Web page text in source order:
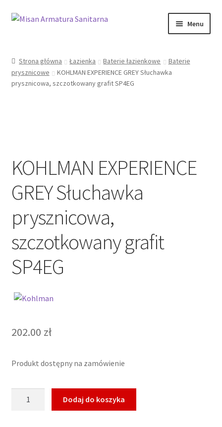
Przejdź
Przejdź
Menu
Moje konto
Strona główna Łazienka Baterie łazienkowe
Baterie
prysznicowe
KOHLMAN EXPERIENCE GREY Słuchawka
prysznicowa, szczotkowany grafit SP4EG
KOHLMAN EXPERIENCE
GREY Słuchawka
prysznicowa,
szczotkowany grafit
SP4EG
202.00 zł
Produkt dostępny na zamówienie
Dodaj do koszyka